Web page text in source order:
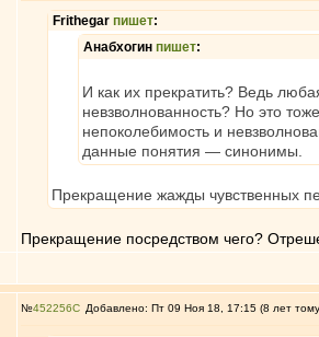
Frithegar пишет:
Анабхогин пишет:
И как их прекратить? Ведь
невзволнованность? Но это
непоколебимость и
данные понятия — синонимы.
Прекращение жажды чувственных
Прекращение посредством чего?
№452256 Добавлено: Пт 09 Ноя 18, 17:15 (8 лет